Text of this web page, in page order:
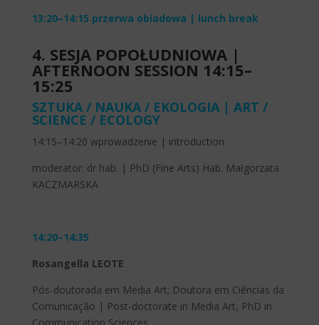
13:20–14:15 przerwa obiadowa | lunch break
4. SESJA POPOŁUDNIOWA |
AFTERNOON SESSION 14:15–
15:25
SZTUKA / NAUKA / EKOLOGIA | ART /
SCIENCE / ECOLOGY
14:15–14:20 wprowadzenie | introduction
moderator: dr hab. | PhD (Fine Arts) Hab. Małgorzata
KACZMARSKA
14:20–14:35
Rosangella LEOTE
Pós-doutorada em Media Art; Doutora em Ciências da
Comunicação | Post-doctorate in Media Art, PhD in